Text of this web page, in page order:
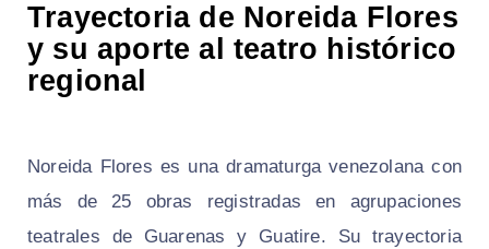
Trayectoria de Noreida Flores
y su aporte al teatro histórico
regional
Noreida Flores es una dramaturga venezolana con
más de 25 obras registradas en agrupaciones
teatrales de Guarenas y Guatire. Su trayectoria